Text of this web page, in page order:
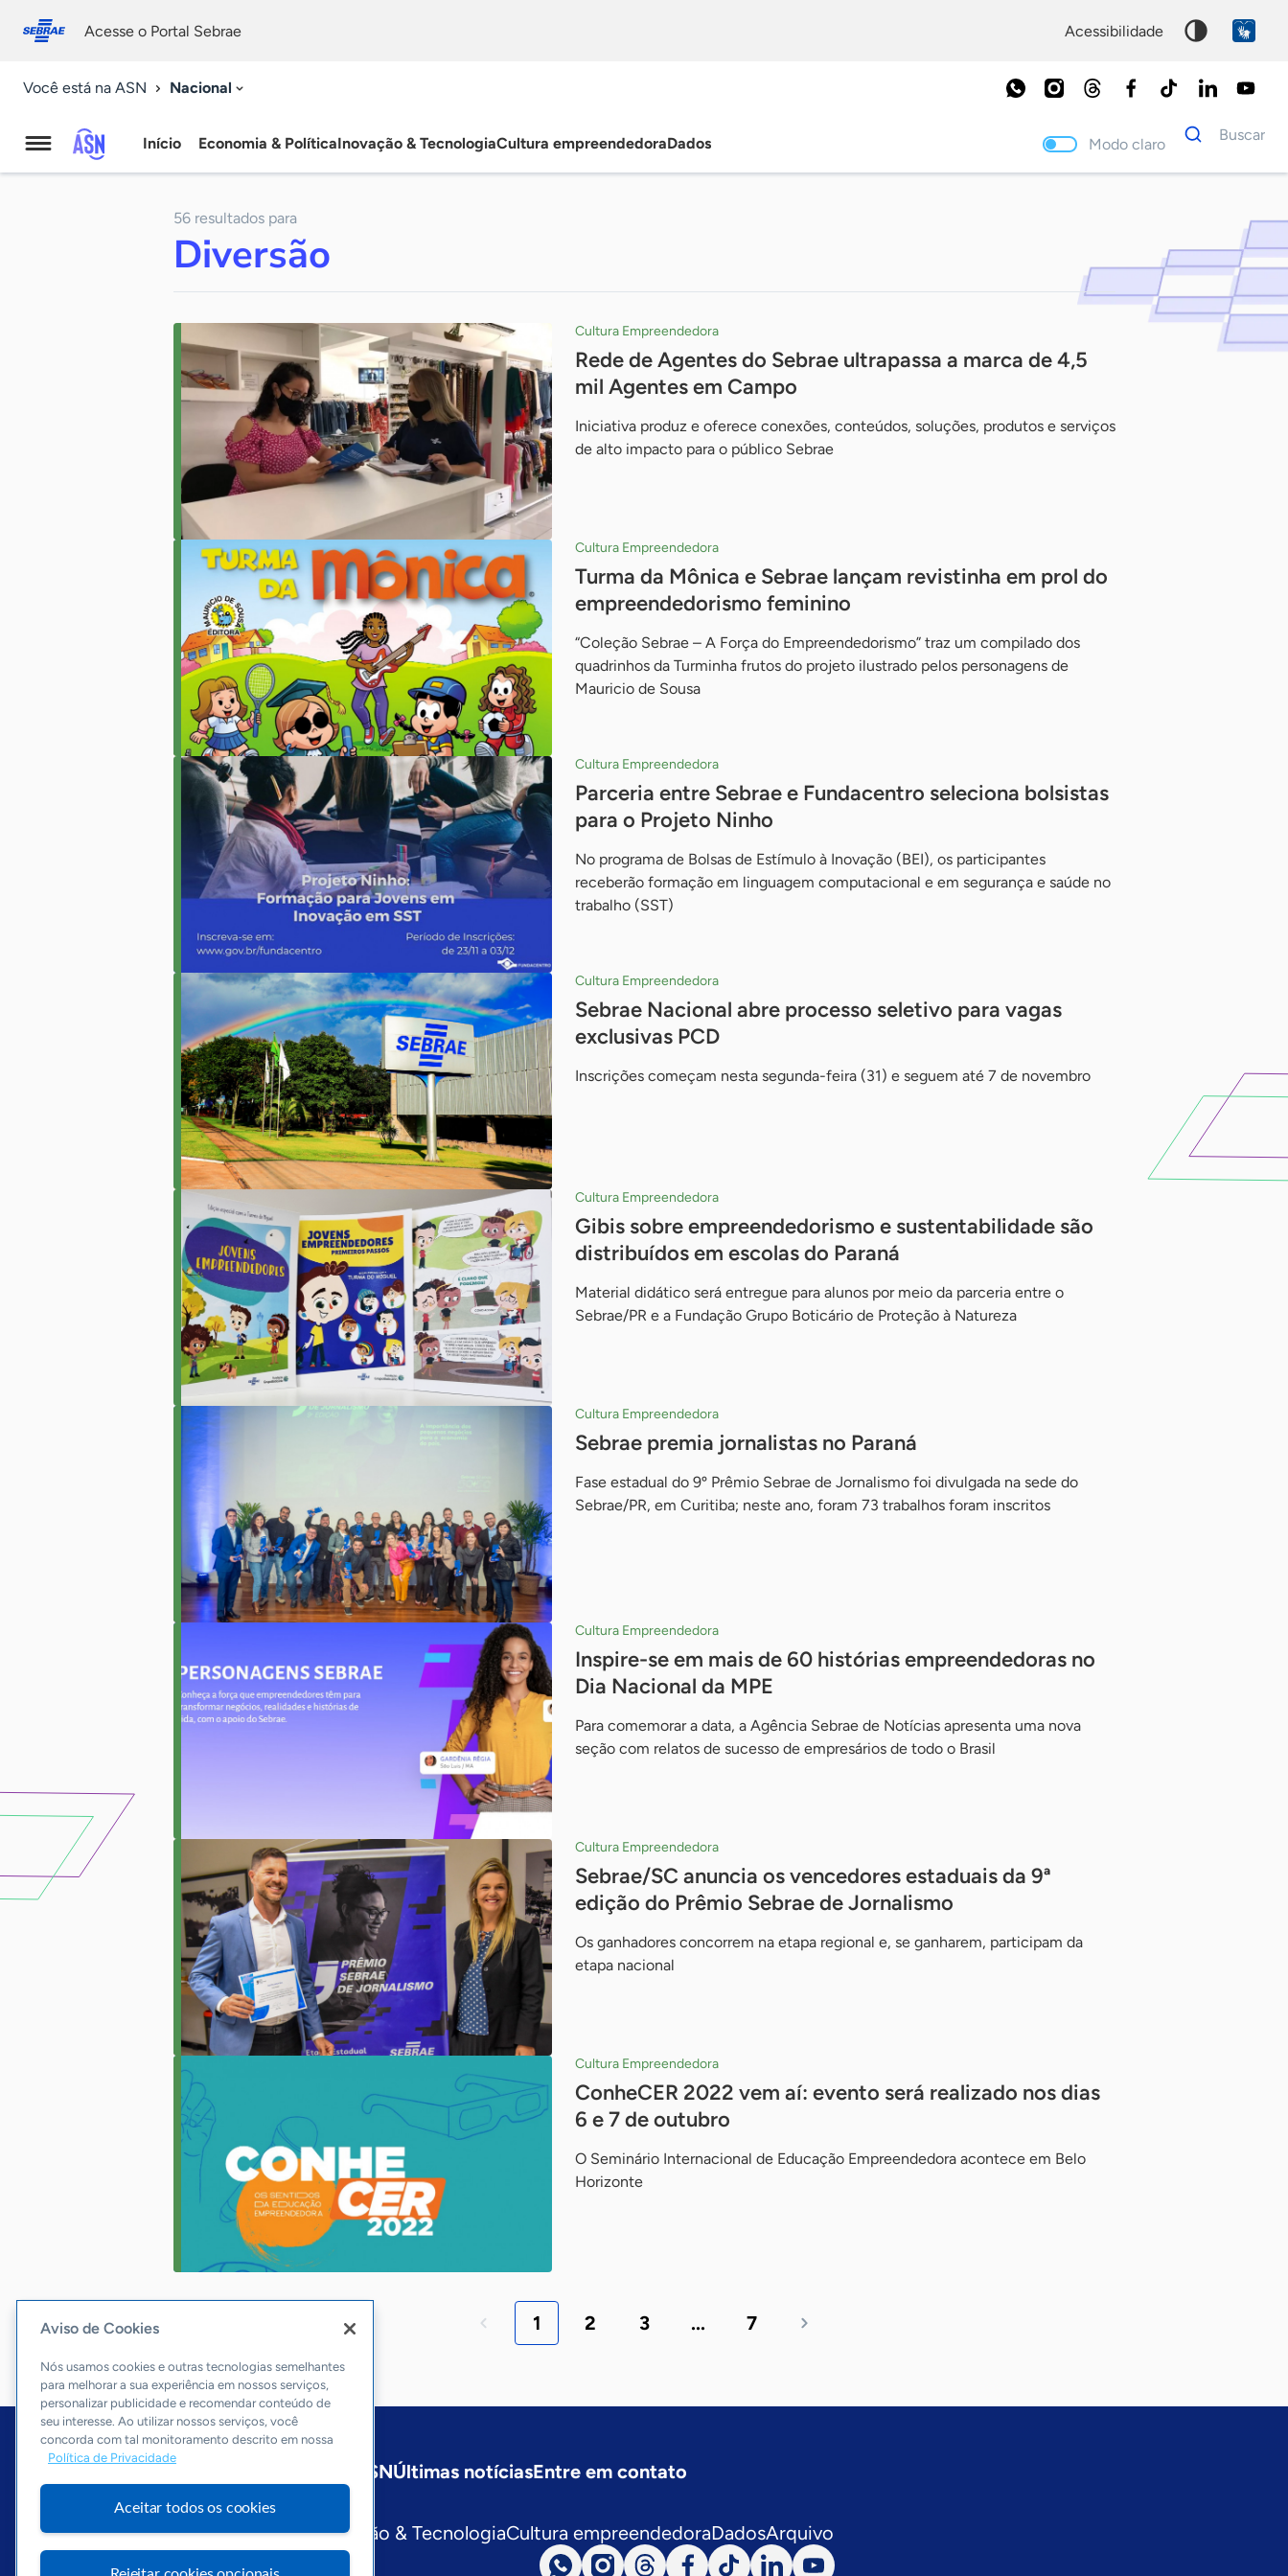
conosco
Acesse o Portal Sebrae acessibilidade
Você está na ASN Nacional
Agência
Notícias
Início Economia & PolíticaInovação & TecnologiaCultura empreendedoraDados Modo claro
Dados
para
Buscar
56 resultados para
Diversão
Cultura Empreendedora
Rede de Agentes do Sebrae ultrapassa a marca de 4,5
mil Agentes em Campo
Iniciativa produz e oferece conexões, conteúdos, soluções, produtos e serviços
de alto impacto para o público Sebrae
Cultura Empreendedora
Turma da Mônica e Sebrae lançam revistinha em prol do
empreendedorismo feminino
“Coleção Sebrae – A Força do Empreendedorismo” traz um compilado dos
quadrinhos da Turminha frutos do projeto ilustrado pelos personagens de
Mauricio de Sousa
Cultura Empreendedora
Parceria entre Sebrae e Fundacentro seleciona bolsistas
para o Projeto Ninho
No programa de Bolsas de Estímulo à Inovação (BEI), os participantes
receberão formação em linguagem computacional e em segurança e saúde no
trabalho (SST)
Cultura Empreendedora
Sebrae Nacional abre processo seletivo para vagas
exclusivas PCD
Inscrições começam nesta segunda-feira (31) e seguem até 7 de novembro
Cultura Empreendedora
Gibis sobre empreendedorismo e sustentabilidade são
distribuídos em escolas do Paraná
Material didático será entregue para alunos por meio da parceria entre o
Sebrae/PR e a Fundação Grupo Boticário de Proteção à Natureza
Cultura Empreendedora
Sebrae premia jornalistas no Paraná
Fase estadual do 9º Prêmio Sebrae de Jornalismo foi divulgada na sede do
Sebrae/PR, em Curitiba; neste ano, foram 73 trabalhos foram inscritos
Cultura Empreendedora
Inspire-se em mais de 60 histórias empreendedoras no
Dia Nacional da MPE
Para comemorar a data, a Agência Sebrae de Notícias apresenta uma nova
seção com relatos de sucesso de empresários de todo o Brasil
Cultura Empreendedora
Sebrae/SC anuncia os vencedores estaduais da 9ª
edição do Prêmio Sebrae de Jornalismo
Os ganhadores concorrem na etapa regional e, se ganharem, participam da
etapa nacional
Cultura Empreendedora
ConheCER 2022 vem aí: evento será realizado nos dias
6 e 7 de outubro
O Seminário Internacional de Educação Empreendedora acontece em Belo
Horizonte
1 2 3 ... 7
Início Sobre a ASNÚltimas notíciasEntre em contato
Economia & PolíticaInovação & TecnologiaCultura empreendedoraDadosArquivo
Visite o Portal Sebrae
Aviso de Cookies
Nós usamos cookies e outras tecnologias semelhantes
para melhorar a sua experiência em nossos serviços,
personalizar publicidade e recomendar conteúdo de
seu interesse. Ao utilizar nossos serviços, você
concorda com tal monitoramento descrito em nossa
Política de Privacidade
Aceitar todos os cookies